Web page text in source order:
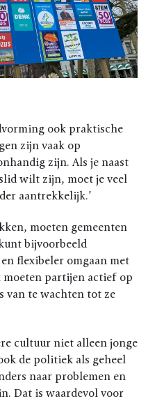
ook praktische
zijn vaak op
zijn. Als je naast
wilt zijn, moet je veel
aantrekkelijk.’
moeten gemeenten
bijvoorbeeld
flexibeler omgaan met
moeten partijen actief op
van te wachten tot ze
cultuur niet alleen jonge
de politiek als geheel
naar problemen en
Dat is waardevol voor